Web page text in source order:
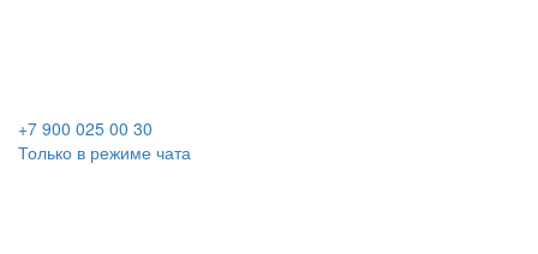
+7 900 025 00 30
Только в режиме чата